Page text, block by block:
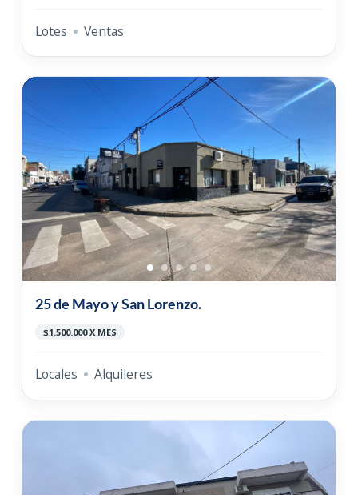
Lotes Ventas
25 de Mayo y San Lorenzo.
$1.500.000 X MES
Locales Alquileres